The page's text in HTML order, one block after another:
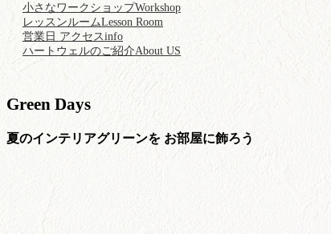
小さなワークショップWorkshop
レッスンルームLesson Room
営業日 アクセスinfo
ハートウェルのご紹介About US
Green Days
夏のインテリアグリーンを お部屋に飾ろう